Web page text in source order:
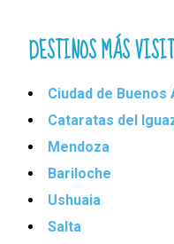
DESTINOS MÁS
Ciudad de Buenos
Cataratas del
Mendoza
Bariloche
Ushuaia
Salta